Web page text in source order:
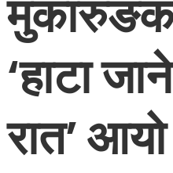
‘हाटा
रात’ आयो